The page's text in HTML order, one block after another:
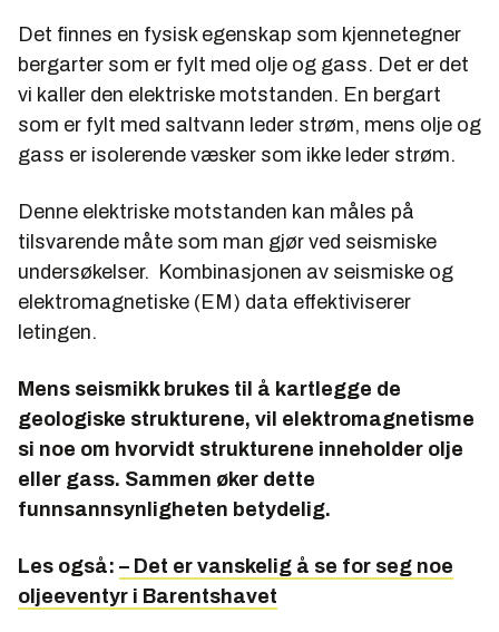
Det finnes en fysisk egenskap som kjennetegner
bergarter som er fylt med olje og gass. Det er det
vi kaller den elektriske motstanden. En bergart
som er fylt med saltvann leder strøm, mens olje og
gass er isolerende væsker som ikke leder strøm.
Denne elektriske motstanden kan måles på
tilsvarende måte som man gjør ved seismiske
undersøkelser. Kombinasjonen av seismiske og
elektromagnetiske (EM) data effektiviserer
letingen.
Mens seismikk brukes til å kartlegge de
geologiske strukturene, vil elektromagnetisme
si noe om hvorvidt strukturene inneholder olje
eller gass. Sammen øker dette
funnsannsynligheten betydelig.
Les også: – Det er vanskelig å se for seg noe
oljeeventyr i Barentshavet